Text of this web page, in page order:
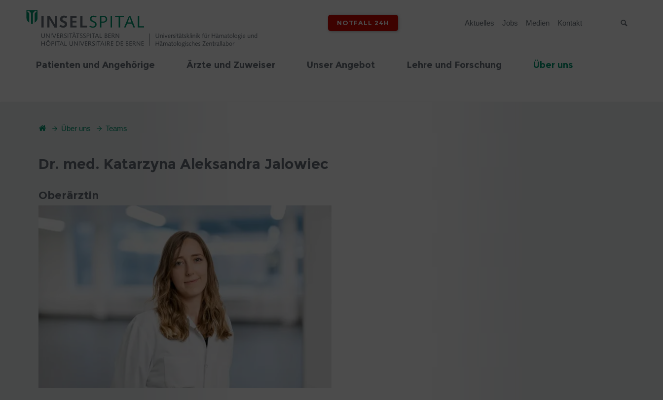
NOTFALL 24H Aktuelles Jobs Medien Kontakt
Patienten und Angehörige Ärzte und Zuweiser Unser Angebot Lehre und Forschung Über uns
Über uns Teams
Dr. med. Katarzyna Aleksandra Jalowiec
Oberärztin